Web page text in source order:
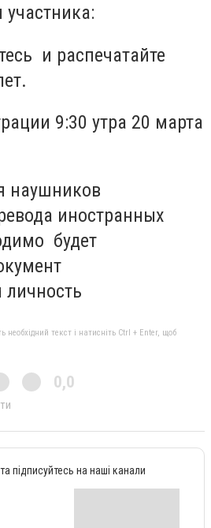
и распечатайте
9:30 утра 20 марта
наушников
иностранных
будет
текст і натисніть Ctrl + Enter, щоб
0,0
підписуйтесь на наші канали